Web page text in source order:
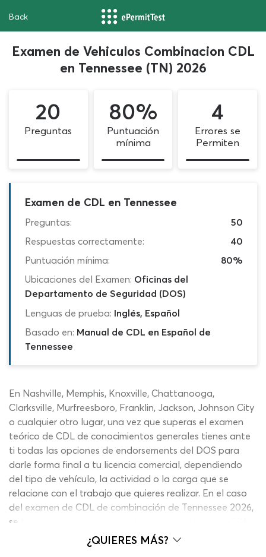
Back
Examen de Vehiculos Combinacion CDL
en Tennessee (TN) 2026
20
Preguntas
80%
Puntuación
mínima
4
Errores se
Permiten
Examen de CDL en Tennessee
Preguntas:
50
Respuestas correctamente:
40
Puntuación mínima:
80%
Ubicaciones del Examen: Oficinas del
Departamento de Seguridad (DOS)
Lenguas de prueba: Inglés, Español
Basado en: Manual de CDL en Español de
Tennessee
En Nashville, Memphis, Knoxville, Chattanooga,
Clarksville, Murfreesboro, Franklin, Jackson, Johnson City
o cualquier otro lugar, una vez que superas el examen
teórico de CDL de conocimientos generales tienes ante
ti todas las opciones de endorsements del DOS para
darle forma final a tu licencia comercial, dependiendo
del tipo de vehículo, la actividad o la carga que se
relacione con el trabajo que quieres realizar. En el caso
del examen de CDL de combinación de Tennessee 2026,
se trata de un agregado exclusivo para el permiso CDL
Clase A y consta de 20 preguntas con una exigencia del
80% de eficacia en las respuestas para la aprobación
¿QUIERES MÁS?